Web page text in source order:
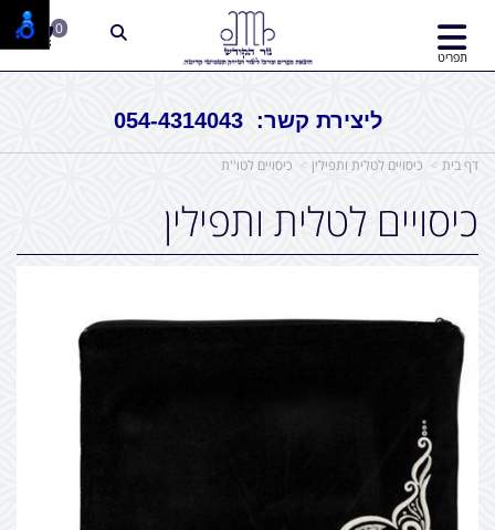
ליצירת קשר: 054-4314043
תפריט
0
דף בית כיסויים לטלית ותפילין כיסויים לטו''ת
כיסויים לטלית ותפילין